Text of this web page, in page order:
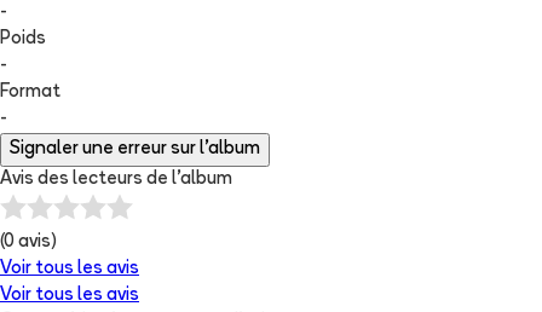
-
Poids
-
Format
-
Signaler une erreur sur l'album
Avis des lecteurs de l'album
(0 avis)
Voir tous les avis
Voir tous les avis